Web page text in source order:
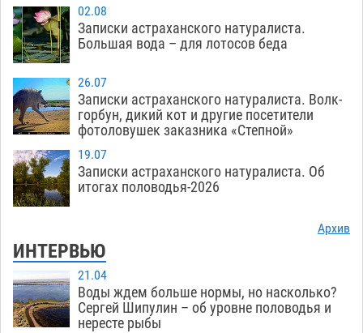
02.08
Записки астраханского натуралиста.
Большая вода – для лотосов беда
26.07
Записки астраханского натуралиста. Волк-
горбун, дикий кот и другие посетители
фотоловушек заказника «Степной»
19.07
Записки астраханского натуралиста. Об
итогах половодья-2026
Архив
ИНТЕРВЬЮ
21.04
Воды ждем больше нормы, но насколько?
Сергей Шипулин – об уровне половодья и
нересте рыбы